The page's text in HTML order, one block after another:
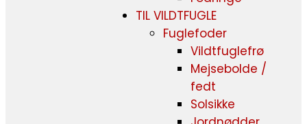
TIL VILDTFUGLE
Fuglefoder
Vildtfuglefrø
Mejsebolde /
fedt
Solsikke